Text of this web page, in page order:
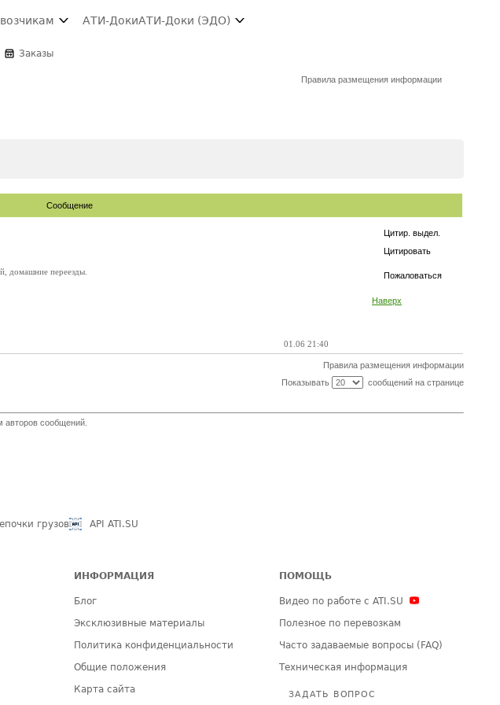
АТИ-ДокиАТИ-Доки (ЭДО)
Заказы
Правила размещения информации
Сообщение
Цитир. выдел.
Цитировать
Пожаловаться
Наверх
домашние переезды.
01.06 21:40
Правила размещения информации
Показывать
сообщений на странице
сообщений.
грузов API ATI.SU
ИНФОРМАЦИЯ
Блог
Эксклюзивные материалы
Политика конфиденциальности
Общие положения
Карта сайта
ПОМОЩЬ
Видео по работе с ATI.SU
Полезное по перевозкам
Часто задаваемые вопросы (FAQ)
Техническая информация
ЗАДАТЬ ВОПРОС